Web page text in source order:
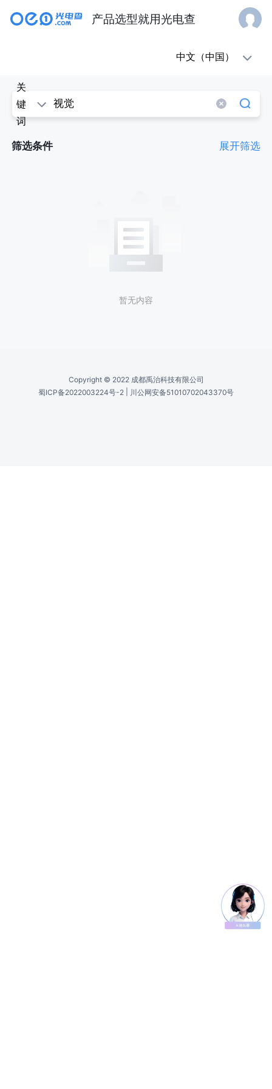
产品选型就用光电查
电
查)
科
中文（中国）
关
键
词
筛选条件 展开筛选
暂无内容
Copyright © 2022 成都禹治科技有限公司
蜀ICP备2022003224号-2
川公网安备51010702043370号